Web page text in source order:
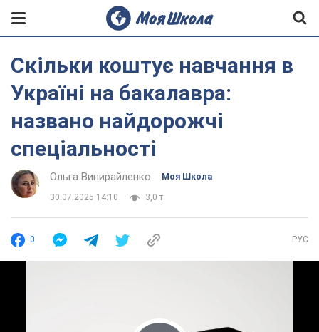
Скільки коштує навчання в
Україні на бакалавра:
названо найдорожчі
спеціальності
Ольга Випирайленко Моя Школа
30.07.2025 14:10 3,0 т.
0 РУС